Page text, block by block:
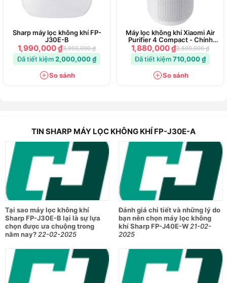
Sharp máy lọc không khí FP-
J30E-B
1,990,000 ₫3,990,000 ₫
Đã tiết kiệm2,000,000 ₫
So sánh
Máy lọc không khí Xiaomi Air
Purifier 4 Compact - Chính
hãng
1,880,000 ₫2,590,000 ₫
Đã tiết kiệm710,000 ₫
So sánh
TIN SHARP MÁY LỌC KHÔNG KHÍ FP-J30E-A
Tại sao máy lọc không khí
Sharp FP-J30E-B lại là sự lựa
chọn được ưa chuộng trong
năm nay?22-02-2025
Đánh giá chi tiết và những lý do
bạn nên chọn máy lọc không
khí Sharp FP-J40E-W21-02-
2025